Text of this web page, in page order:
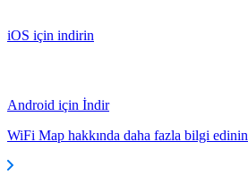
iOS için indirin
Android için İndir
WiFi Map hakkında daha fazla bilgi edinin